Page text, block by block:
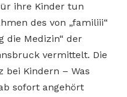
ihre Kinder tun
des von „familiii“
die Medizin“ der
vermittelt. Die
bei Kindern – Was
sofort angehört